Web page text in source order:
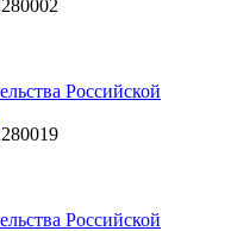
Российской
Российской